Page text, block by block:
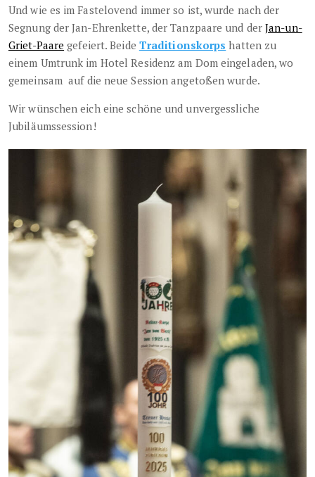
Und wie es im Fastelovend immer so ist, wurde nach der
Segnung der Jan-Ehrenkette, der Tanzpaare und derJan-un-
Griet-Paare gefeiert. Beide Traditionskorps hatten zu
einem Umtrunk im Hotel Residenz am Dom eingeladen, wo
gemeinsam auf die neue Session angetoßen wurde.
Wir wünschen eich eine schöne und unvergessliche
Jubiläumssession!